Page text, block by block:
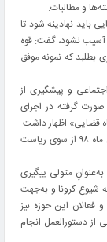
و مطالبات.
باید نهادینه شود تا
آسیب نشود، گفت: قوه
بطلبد که نمونه موفق
و پیشگیری از
گرفته در اجرای
قضایی» اظهار داشت:
این دستورالعمل مشتمل بر ۵ فصل و ۵۴ ماده در ۲۴م بهمن ماه ۹۸ از سوی ریاست
متولی پیگیری
شیوع کرونا و به‌جهت
فعالان این حوزه نیز
از دستورالعمل انجام